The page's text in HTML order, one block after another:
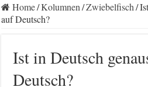
Home/Kolumnen/Zwiebelfisch/
auf Deutsch?
Ist in Deutsch
Deutsch?